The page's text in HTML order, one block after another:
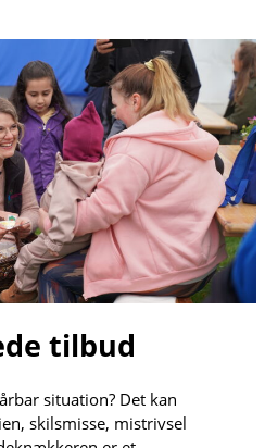
tilbud
situation? Det kan
skilsmisse, mistrivsel